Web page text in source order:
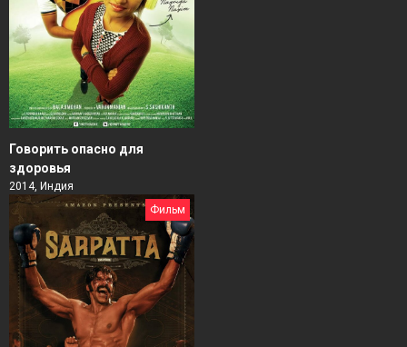
Говорить опасно для
здоровья
2014, Индия
Фильм